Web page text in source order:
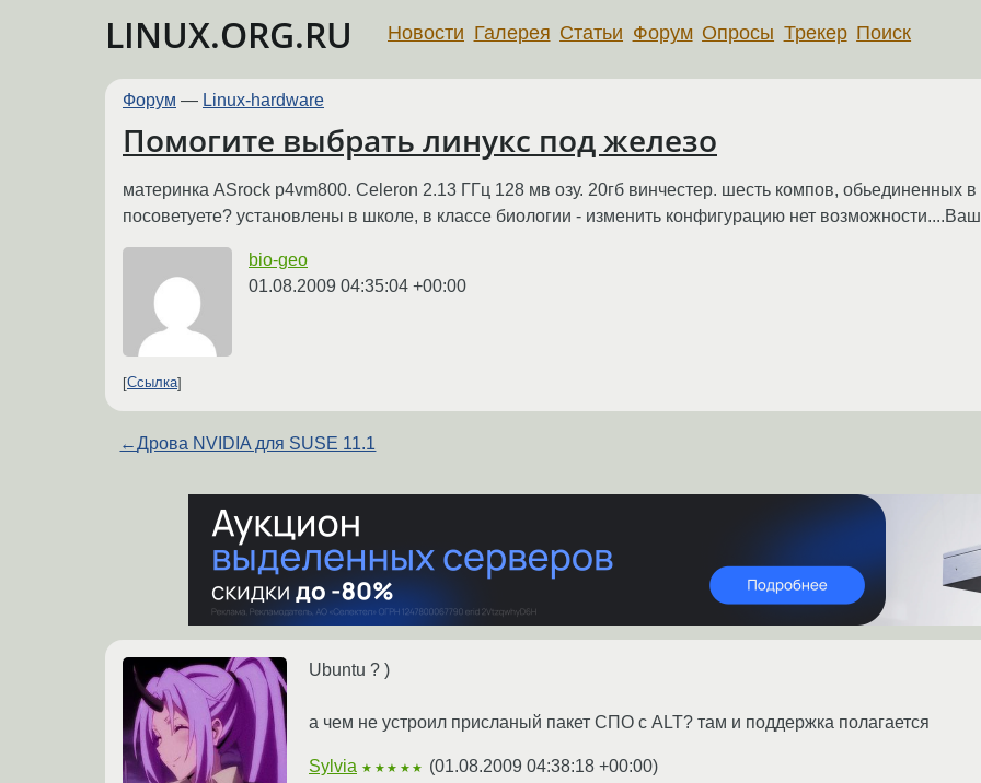
LINUX.ORG.RU Новости Галерея Статьи Форум Опросы Трекер Поиск
Форум — Linux-hardware
Помогите выбрать линукс под железо
материнка ASrock p4vm800. Celeron 2.13 ГГц 128 мв озу. 20гб винчестер. шесть компов, обьединенных в
посоветуете? установлены в школе, в классе биологии - изменить конфигурацию нет
bio-geo
01.08.2009 04:35:04 +00:00
Ссылка
←Дрова NVIDIA для SUSE 11.1
Ubuntu ? )
а чем не устроил присланый пакет СПО с ALT? там и поддержка полагается
Sylvia ★★★★★ (01.08.2009 04:38:18 +00:00)